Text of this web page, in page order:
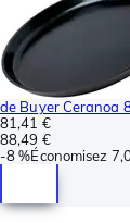
de Buyer Ceranoa
81,41 €
88,49 €
-8 %Économisez